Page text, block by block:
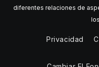
diferentes relaciones de
Privacidad